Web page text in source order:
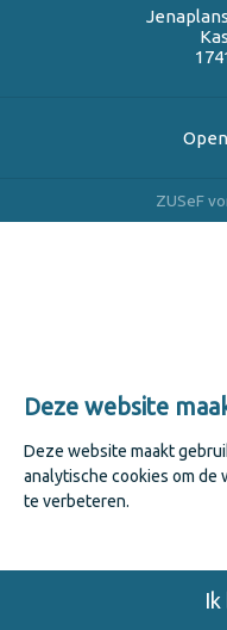
Deze website
Deze website maakt
analytische cookies om
te verbeteren.
ZUSeF